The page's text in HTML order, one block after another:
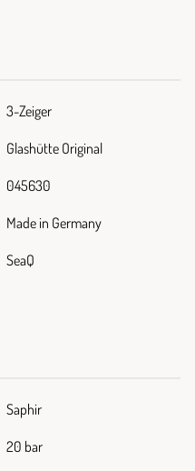
3-Zeiger
Glashütte Original
045630
Made in Germany
SeaQ
Saphir
20 bar